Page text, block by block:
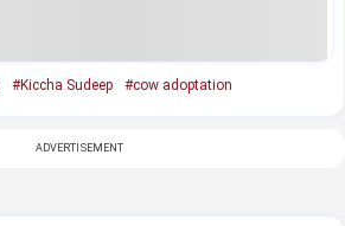
#Kiccha Sudeep #cow adoptation
ADVERTISEMENT